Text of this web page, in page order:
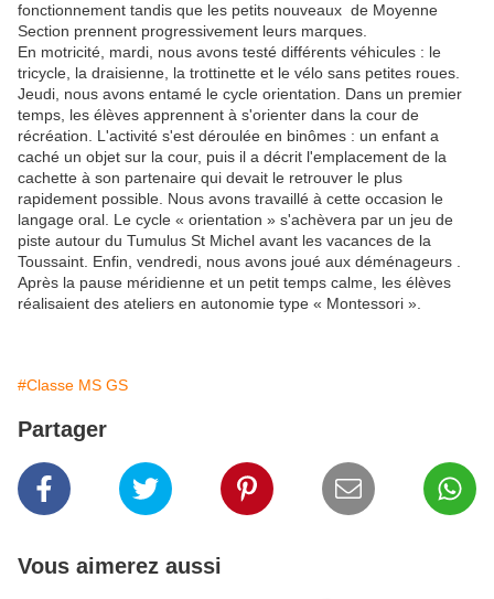
fonctionnement tandis que les petits nouveaux de Moyenne
Section prennent progressivement leurs marques.
En motricité, mardi, nous avons testé différents véhicules : le
tricycle, la draisienne, la trottinette et le vélo sans petites roues.
Jeudi, nous avons entamé le cycle orientation. Dans un premier
temps, les élèves apprennent à s'orienter dans la cour de
récréation. L'activité s'est déroulée en binômes : un enfant a
caché un objet sur la cour, puis il a décrit l'emplacement de la
cachette à son partenaire qui devait le retrouver le plus
rapidement possible. Nous avons travaillé à cette occasion le
langage oral. Le cycle « orientation » s'achèvera par un jeu de
piste autour du Tumulus St Michel avant les vacances de la
Toussaint. Enfin, vendredi, nous avons joué aux déménageurs .
Après la pause méridienne et un petit temps calme, les élèves
réalisaient des ateliers en autonomie type « Montessori ».
#Classe MS GS
Partager
Vous aimerez aussi